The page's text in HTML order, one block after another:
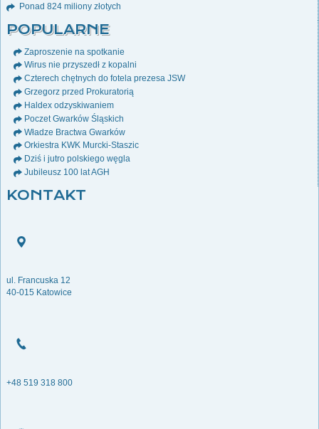
Ponad 824 miliony złotych
POPULARNE
Zaproszenie na spotkanie
Wirus nie przyszedł z kopalni
Czterech chętnych do fotela prezesa JSW
Grzegorz przed Prokuratorią
Haldex odzyskiwaniem
Poczet Gwarków Śląskich
Władze Bractwa Gwarków
Orkiestra KWK Murcki-Staszic
Dziś i jutro polskiego węgla
Jubileusz 100 lat AGH
KONTAKT
ul. Francuska 12
40-015 Katowice
+48 519 318 800